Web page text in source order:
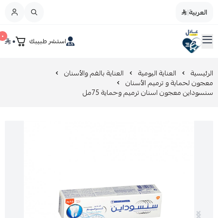
العربية|
صيدليات عادل استشر طبيبك ٠ ٠ القائمة الرئيسية
تخفيضات
المدونة
مزيل طلاء الأظافر
العناية بالطفل و الأم
عرض الكل
العناية اليومية
الرئيسية العناية اليومية العناية بالفم والأسنان
معجون لحماية و ترميم الأسنان
سنسوداين معجون اسنان ترميم وحماية 75مل